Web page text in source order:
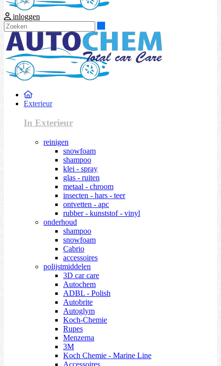
inloggen
Exterieur
In Exterieur
reinigen
snowfoam
shampoo
klei - spray
glas - ruiten
metaal - chroom
insecten - hars - teer
ontvetten - apc
rubber - kunststof - vinyl
onderhoud
shampoo
snowfoam
Cabrio
accessoires
polijstmiddelen
3D car care
Autochem
ADBL - Polish
Autobrite
Autoglym
Koch-Chemie
Rupes
Menzerna
3M
Koch Chemie - Marine Line
Accessoires